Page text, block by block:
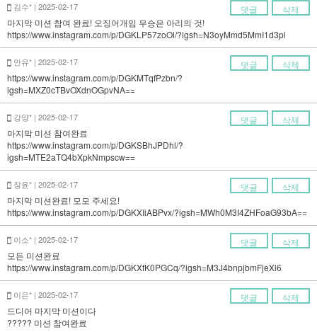
김수* | 2025-02-17 삭제
댓글
마지막 미션 참여 완료! 오징어개임 우승은 아리의 것!
https://www.instagram.com/p/DGKLP57zoOl/?igsh=N3oyMmd5MmI1d3pl
안유* | 2025-02-17 삭제
댓글
https://www.instagram.com/p/DGKMTqfPzbn/?
igsh=MXZ0cTBvOXdnOGpvNA==
강양* | 2025-02-17 삭제
댓글
마지막 미션 참여완료
https://www.instagram.com/p/DGKSBhJPDhl/?
igsh=MTE2aTQ4bXpkNmpscw==
장윤* | 2025-02-17 삭제
댓글
마지막 미션완료! 모모 주세요!
https://www.instagram.com/p/DGKXIiABPvx/?igsh=MWh0M3I4ZHFoaG93bA==
이소* | 2025-02-17 삭제
댓글
모든 미션완료
https://www.instagram.com/p/DGKXfK0PGCq/?igsh=M3J4bnpjbmFjeXl6
이은* | 2025-02-17 삭제
댓글
드디어 마지막 미션이다
????? 미션 참여완료